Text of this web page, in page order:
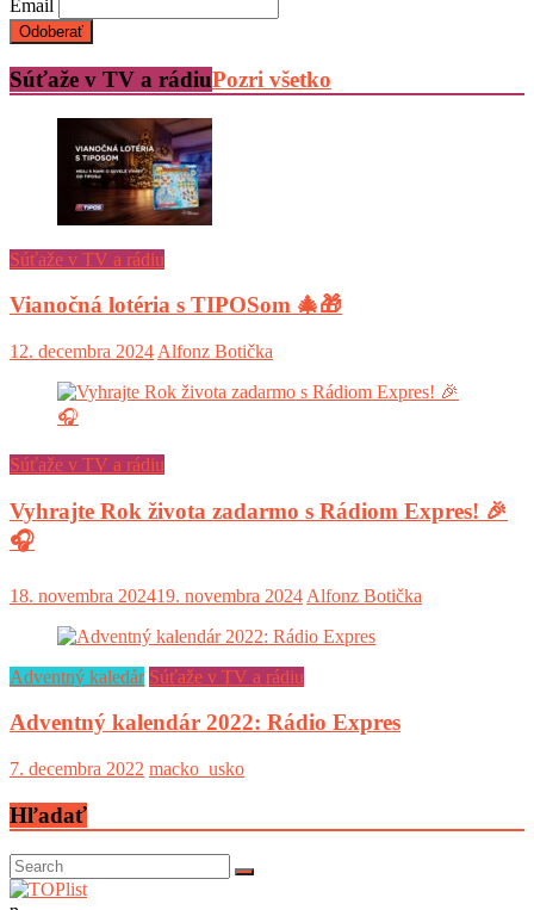
Email
Súťaže v TV a rádiuPozri všetko
Súťaže v TV a rádiu
Vianočná lotéria s TIPOSom 🎄🎁
12. decembra 2024 Alfonz Botička
Súťaže v TV a rádiu
Vyhrajte Rok života zadarmo s Rádiom Expres! 🎉
🎧
18. novembra 202419. novembra 2024 Alfonz Botička
Adventný kaledár Súťaže v TV a rádiu
Adventný kalendár 2022: Rádio Expres
7. decembra 2022 macko_usko
Hľadať